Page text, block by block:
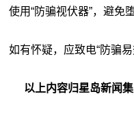
使用“防骗视伏器”，避免
如有怀疑，应致电“防骗
以上内容归星岛新闻